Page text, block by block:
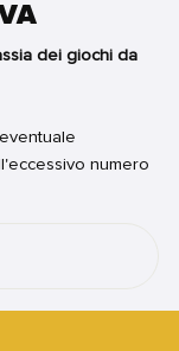
dei giochi da
numero